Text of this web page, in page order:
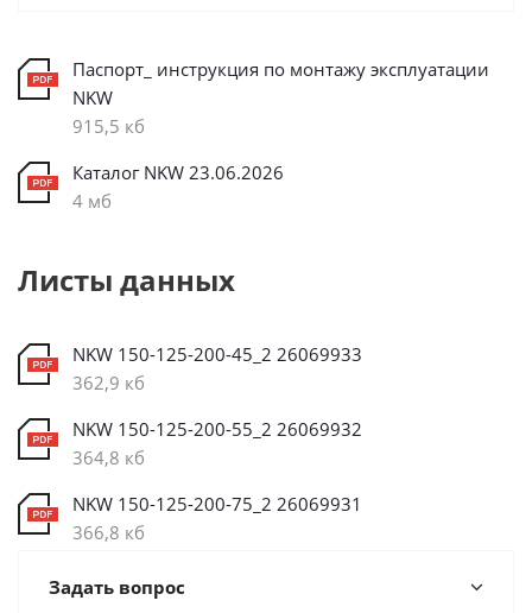
Паспорт_ инструкция по монтажу эксплуатации
NKW
915,5 кб
Каталог NKW 23.06.2026
4 мб
Листы данных
NKW 150-125-200-45_2 26069933
362,9 кб
NKW 150-125-200-55_2 26069932
364,8 кб
NKW 150-125-200-75_2 26069931
366,8 кб
Задать вопрос